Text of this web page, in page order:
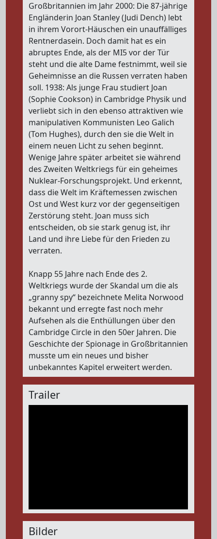
Großbritannien im Jahr 2000: Die 87-jährige
Engländerin Joan Stanley (Judi Dench) lebt
in ihrem Vorort-Häuschen ein unauffälliges
Rentnerdasein. Doch damit hat es ein
abruptes Ende, als der MI5 vor der Tür
steht und die alte Dame festnimmt, weil sie
Geheimnisse an die Russen verraten haben
soll. 1938: Als junge Frau studiert Joan
(Sophie Cookson) in Cambridge Physik und
verliebt sich in den ebenso attraktiven wie
manipulativen Kommunisten Leo Galich
(Tom Hughes), durch den sie die Welt in
einem neuen Licht zu sehen beginnt.
Wenige Jahre später arbeitet sie während
des Zweiten Weltkriegs für ein geheimes
Nuklear-Forschungsprojekt. Und erkennt,
dass die Welt im Kräftemessen zwischen
Ost und West kurz vor der gegenseitigen
Zerstörung steht. Joan muss sich
entscheiden, ob sie stark genug ist, ihr
Land und ihre Liebe für den Frieden zu
verraten.
Knapp 55 Jahre nach Ende des 2.
Weltkriegs wurde der Skandal um die als
„granny spy“ bezeichnete Melita Norwood
bekannt und erregte fast noch mehr
Aufsehen als die Enthüllungen über den
Cambridge Circle in den 50er Jahren. Die
Geschichte der Spionage in Großbritannien
musste um ein neues und bisher
unbekanntes Kapitel erweitert werden.
Trailer
Bilder